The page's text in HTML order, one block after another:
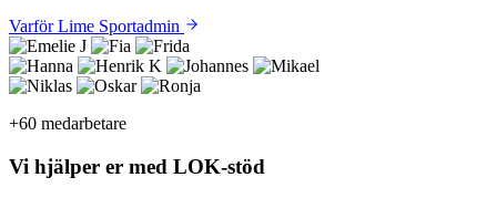
Varför Lime Sportadmin
+60 medarbetare
Vi hjälper er med LOK-stöd